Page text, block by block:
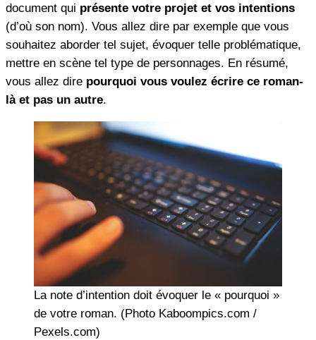
document qui présente votre projet et vos intentions
(d’où son nom). Vous allez dire par exemple que vous
souhaitez aborder tel sujet, évoquer telle problématique,
mettre en scène tel type de personnages. En résumé,
vous allez dire pourquoi vous voulez écrire ce roman-
là et pas un autre.
La note d’intention doit évoquer le « pourquoi »
de votre roman. (Photo Kaboompics.com /
Pexels.com)